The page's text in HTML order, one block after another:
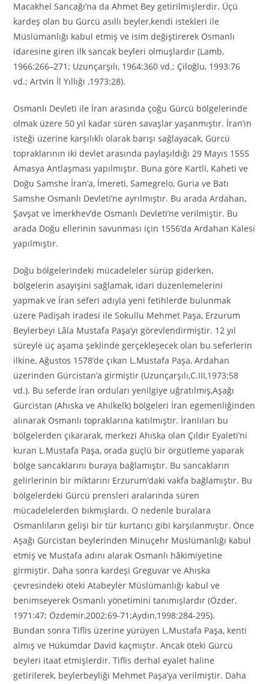
Macakhel Sancağı’na da Ahmet Bey getirilmişlerdir. Üçü
kardeş olan bu Gürcü asıllı beyler,kendi istekleri ile
Müslümanlığı kabul etmiş ve isim değiştirerek Osmanlı
idaresine giren ilk sancak beyleri olmuşlardır (Lamb,
1966:266–271; Uzunçarşılı, 1964:360 vd.; Çiloğlu, 1993:76
vd.; Artvin İl Yıllığı ,1973:28).
Osmanlı Devleti ile İran arasında çoğu Gürcü bölgelerinde
olmak üzere 50 yıl kadar süren savaşlar yaşanmıştır. İran’ın
isteği üzerine karşılıklı olarak barışı sağlayacak, Gürcü
topraklarının iki devlet arasında paylaşıldığı 29 Mayıs 1555
Amasya Antlaşması yapılmıştır. Buna göre Kartli, Kaheti ve
Doğu Samshe İran’a, İmereti, Samegrelo, Guria ve Batı
Samshe Osmanlı Devleti’ne ayrılmıştır. Bu arada Ardahan,
Şavşat ve İmerkhev’de Osmanlı Devleti’ne verilmiştir. Bu
arada Doğu ellerinin savunması için 1556’da Ardahan Kalesi
yapılmıştır.
Doğu bölgelerindeki mücadeleler sürüp giderken,
bölgelerin asayişini sağlamak, idari düzenlemelerini
yapmak ve İran seferi adıyla yeni fetihlerde bulunmak
üzere Padişah iradesi ile Sokullu Mehmet Paşa, Erzurum
Beylerbeyi Lâla Mustafa Paşa’yı görevlendirmiştir. 12 yıl
süreyle üç aşama şeklinde gerçekleşecek olan bu seferlerin
ilkine, Ağustos 1578’de çıkan L.Mustafa Paşa, Ardahan
üzerinden Gürcistan’a girmiştir (Uzunçarşılı,C.III,1973:58
vd.). Bu seferde İran orduları yenilgiye uğratılmış,Aşağı
Gürcistan (Ahıska ve Ahılkelk) bölgeleri İran egemenliğinden
alınarak Osmanlı topraklarına katılmıştır. İranlıları bu
bölgelerden çıkararak, merkezi Ahıska olan Çıldır Eyaleti’ni
kuran L.Mustafa Paşa, orada güçlü bir örgütleme yaparak
bölge sancaklarını buraya bağlamıştır. Bu sancakların
gelirlerinin bir miktarını Erzurum’daki vakfa bağlamıştır. Bu
bölgelerdeki Gürcü prensleri aralarında süren
mücadelelerden bıkmışlardı. O nedenle buralara
Osmanlıların gelişi bir tür kurtarıcı gibi karşılanmıştır. Önce
Aşağı Gürcistan beylerinden Minuçehr Müslümanlığı kabul
etmiş ve Mustafa adını alarak Osmanlı hâkimiyetine
girmiştir. Daha sonra kardeşi Greguvar ve Ahıska
çevresindeki öteki Atabeyler Müslümanlığı kabul ve
benimseyerek Osmanlı yönetimini tanımışlardır (Özder,
1971:47; Özdemir,2002:69-71;Aydın,1998:284-295).
Bundan sonra Tiflis üzerine yürüyen L.Mustafa Paşa, kenti
almış ve Hükümdar David kaçmıştır. Ancak öteki Gürcü
beyleri itaat etmişlerdir. Tiflis derhal eyalet haline
getirilerek, beylerbeyliği Mehmet Paşa’ya verilmiştir. Daha